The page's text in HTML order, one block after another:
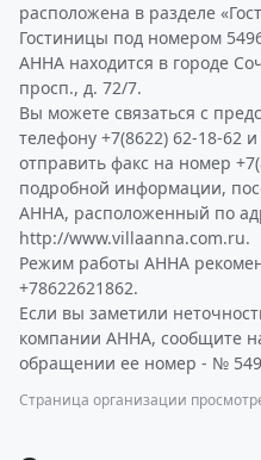
расположена в разделе
Гостиницы под номером
АННА находится в городе
просп., д. 72/7.
Вы можете связаться с
телефону +7(8622) 62-18-62
отправить факс на номер
подробной информации,
АННА, расположенный по
http://www.villaanna.com.ru.
Режим работы АННА
+78622621862.
Если вы заметили
компании АННА, сообщите
обращении ее номер - №
Страница организации